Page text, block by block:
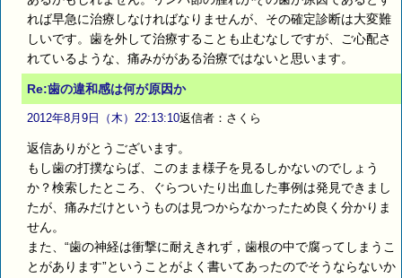
れば早急に治療しなければなりませんが、その確定診断は大変難
しいです。歯を外して治療することも止むなしですが、ご心配さ
れているような、痛みががある治療ではないと思います。
Re:歯の違和感は何が原因か
2012年8月9日（木）22:13:10返信者：さくら
返信ありがとうございます。
もし歯の打撲ならば、このまま様子を見るしかないのでしょう
か？検索したところ、ぐらついたり出血した事例は発見できまし
たが、痛みだけというものは見つからなかったため良く分かりま
せん。
また、“歯の神経は衝撃に耐えきれず，歯根の中で腐ってしまうこ
とがあります”ということがよく書いてあったのでそうならないか